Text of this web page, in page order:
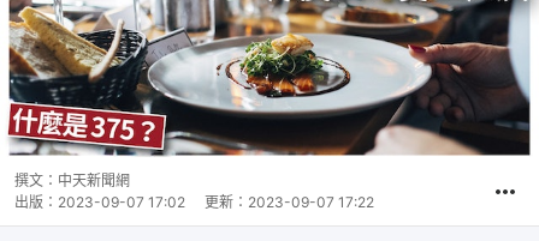
撰文： 中天新聞網
出版： 2023-09-07 17:02 更新： 2023-09-07 17:22